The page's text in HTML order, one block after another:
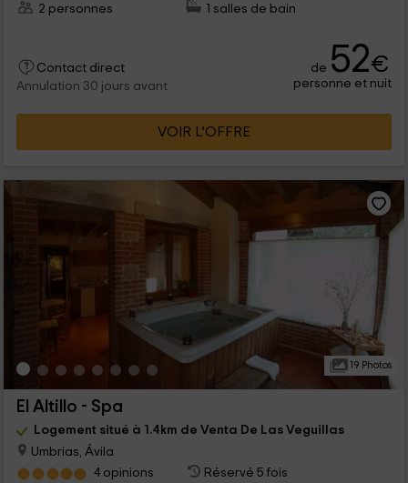
2 personnes
1 salles de bain
Contact direct
Annulation 30 jours avant
de 52€
personne et nuit
VOIR L’OFFRE
19 Photos
El Altillo - Spa
Logement situé à 1.4km de Venta De Las Veguillas
Umbrias, Ávila
4 opinions
Réservé 5 fois